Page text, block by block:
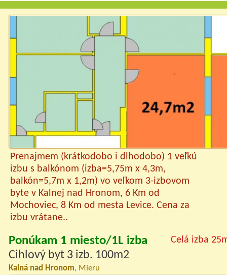
Prenajmem (krátkodobo i dlhodobo) 1 veľkú
izbu s balkónom (izba=5,75m x 4,3m,
balkón=5,7m x 1,2m) vo veľkom 3-izbovom
byte v Kalnej nad Hronom, 6 Km od
Mochoviec, 8 Km od mesta Levice. Cena za
izbu vrátane..
Celá izba
Ponúkam 1 miesto/1L izba
Cihlový byt 3 izb. 100m2
Kalná nad Hronom, Mieru